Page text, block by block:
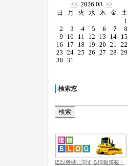
<<2026.08 >>
日
2
9
16
23
30
月
3
10
17
24
31
火
4
11
18
25
水
5
12
19
26
木
6
13
20
27
金
7
14
21
28
土
1
8
15
22
29
検索窓
建設機械に関する情報満載！